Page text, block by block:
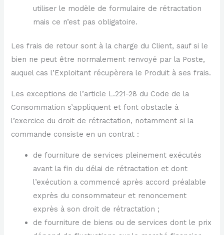
utiliser le modèle de formulaire de rétractation
mais ce n’est pas obligatoire.
Les frais de retour sont à la charge du Client, sauf si le
bien ne peut être normalement renvoyé par la Poste,
auquel cas l’Exploitant récupèrera le Produit à ses frais.
Les exceptions de l’article L.221-28 du Code de la
Consommation s’appliquent et font obstacle à
l’exercice du droit de rétractation, notamment si la
commande consiste en un contrat :
de fourniture de services pleinement exécutés
avant la fin du délai de rétractation et dont
l’exécution a commencé après accord préalable
exprès du consommateur et renoncement
exprès à son droit de rétractation ;
de fourniture de biens ou de services dont le prix